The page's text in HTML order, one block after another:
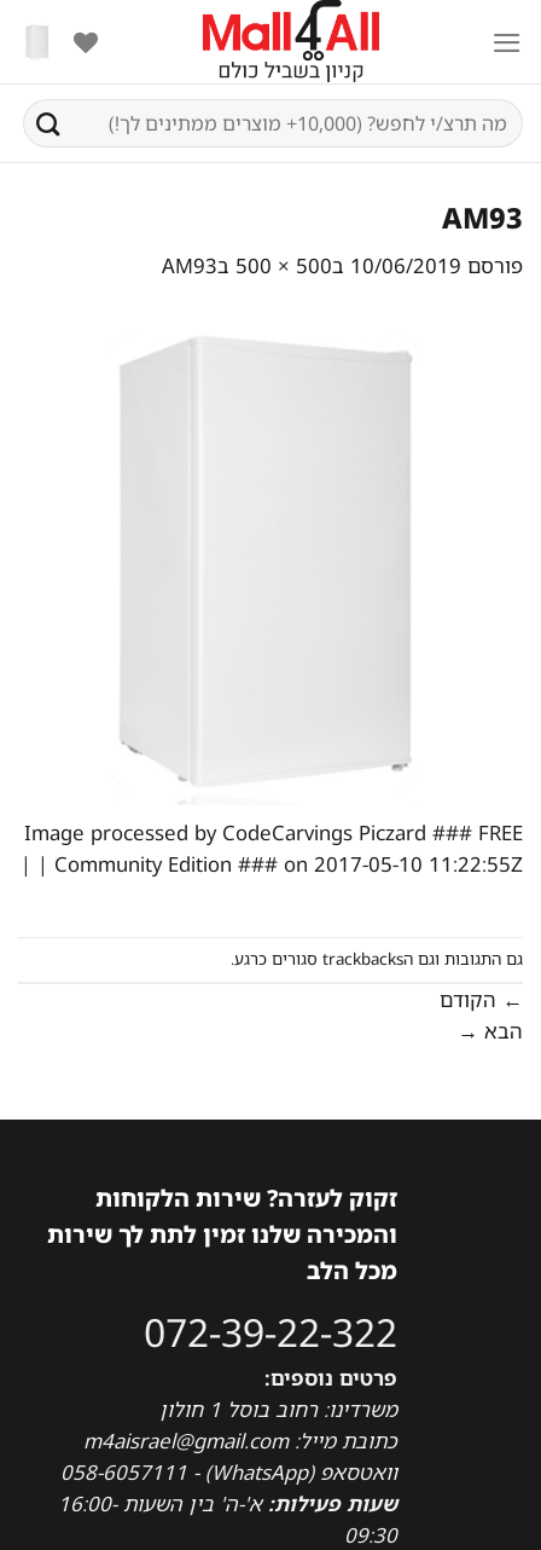
content
חיפוש
עבור:
AM93
פורסם 10/06/2019 ב500 × 500 בAM93
Image processed by CodeCarvings Piczard ### FREE
Community Edition ### on 2017-05-10 11:22:55Z | |
גם התגובות וגם הtrackbacks סגורים כרגע.
← הקודם
הבא →
זקוק לעזרה? שירות הלקוחות
והמכירה שלנו זמין לתת לך שירות
מכל הלב
072-39-22-322
פרטים נוספים:
משרדינו: רחוב בוסל 1 חולון
כתובת מייל: m4aisrael@gmail.com
וואטסאפ (WhatsApp) - 058-6057111
שעות פעילות:
א'-ה' בין השעות 16:00-
09:30